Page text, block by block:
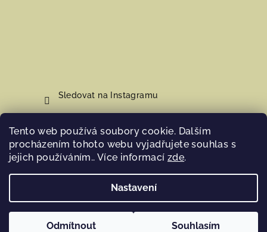
Tento web používá soubory cookie. Dalším
procházením tohoto webu vyjadřujete souhlas s
jejich používáním.. Více informací zde.
Nastavení
Odmítnout Souhlasím
Sledovat na Instagramu
Nákupní košík
0ks /0 Kč
Hosana Home